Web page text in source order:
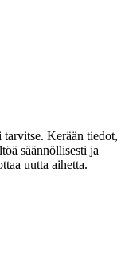
Kerään tiedot,
säännöllisesti ja
uutta aihetta.